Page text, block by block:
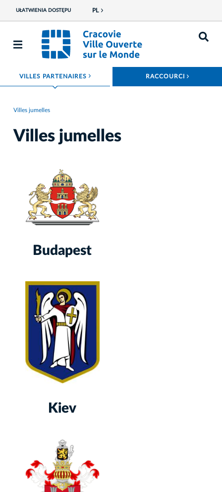
UŁATWIENIA DOSTĘPU PL
VILLES PARTENAIRES ROZWIŃ MENU RACCOURCI
Villes jumelles
Villes jumelles
Budapest
Kiev